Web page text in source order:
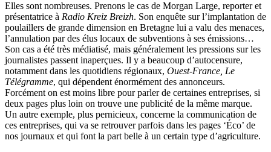
Elles sont nombreuses. Prenons le cas de Morgan Large, reporter et
présentatrice à Radio Kreiz Breizh. Son enquête sur l’implantation de
poulaillers de grande dimension en Bretagne lui a valu des menaces,
l’annulation par des élus locaux de subventions à ses émissions…
Son cas a été très médiatisé, mais généralement les pressions sur les
journalistes passent inaperçues. Il y a beaucoup d’autocensure,
notamment dans les quotidiens régionaux, Ouest-France, Le
Télégramme, qui dépendent énormément des annonceurs.
Forcément on est moins libre pour parler de certaines entreprises, si
deux pages plus loin on trouve une publicité de la même marque.
Un autre exemple, plus pernicieux, concerne la communication de
ces entreprises, qui va se retrouver parfois dans les pages ‘Éco’ de
nos journaux et qui font la part belle à un certain type d’agriculture.